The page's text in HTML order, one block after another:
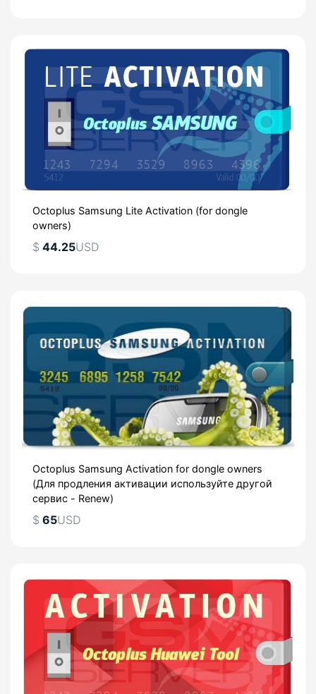
Octoplus Samsung Lite Activation (for dongle
owners)
$ 44.25USD
Octoplus Samsung Activation for dongle owners
(Для продления активации используйте другой
сервис - Renew)
$ 65USD